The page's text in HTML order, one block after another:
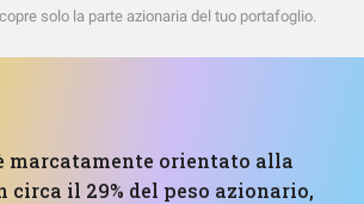
solo la parte azionaria del tuo portafoglio.
marcatamente orientato alla
circa il 29% del peso azionario,